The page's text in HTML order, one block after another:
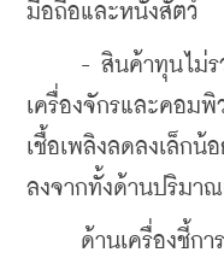
มือถือและหนังสัตว์
- สินค้าทุนไม่รวม
เครื่องจักรและคอมพิ
เชื้อเพลิงลดลงเล็กน้
ลงจากทั้งด้านปริมาณ
ด้านเครื่องชี้การบ